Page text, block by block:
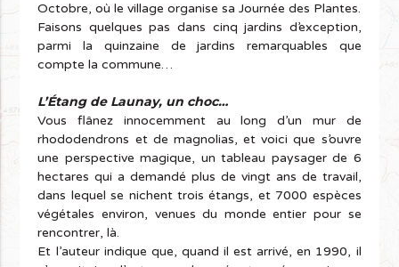
Octobre, où le village organise sa Journée des Plantes.
Faisons quelques pas dans cinq jardins d’exception,
parmi la quinzaine de jardins remarquables que
compte la commune…
L’Étang de Launay, un choc…
Vous flânez innocemment au long d’un mur de
rhododendrons et de magnolias, et voici que s’ouvre
une perspective magique, un tableau paysager de 6
hectares qui a demandé plus de vingt ans de travail,
dans lequel se nichent trois étangs, et 7000 espèces
végétales environ, venues du monde entier pour se
rencontrer, là.
Et l’auteur indique que, quand il est arrivé, en 1990, il